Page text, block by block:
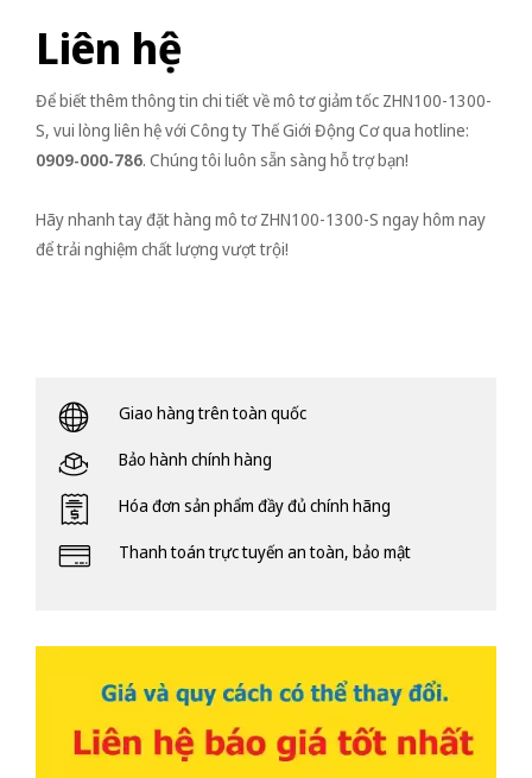
Liên hệ
Để biết thêm thông tin chi tiết về mô tơ giảm tốc ZHN100-1300-
S, vui lòng liên hệ với Công ty Thế Giới Động Cơ qua hotline:
0909-000-786. Chúng tôi luôn sẵn sàng hỗ trợ bạn!
Hãy nhanh tay đặt hàng mô tơ ZHN100-1300-S ngay hôm nay
để trải nghiệm chất lượng vượt trội!
Giao hàng trên toàn quốc
Bảo hành chính hàng
Hóa đơn sản phẩm đầy đủ chính hãng
Thanh toán trực tuyến an toàn, bảo mật